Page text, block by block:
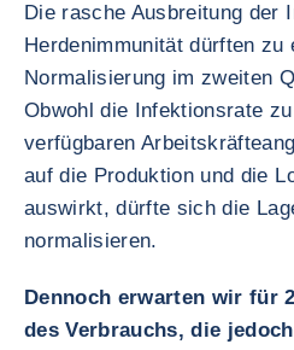
Die rasche Ausbreitung der
Herdenimmunität dürften
Normalisierung im zweiten
Obwohl die Infektionsrate
verfügbaren
auf die Produktion und die
auswirkt, dürfte sich die
normalisieren.
Dennoch erwarten wir für
des Verbrauchs, die